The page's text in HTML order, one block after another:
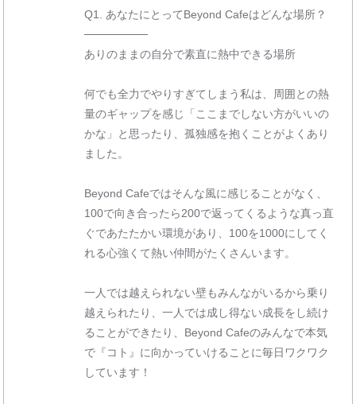
Q1. あなたにとってBeyond Cafeはどんな場所？
────────
ありのままの自分で素直に熱中できる場所
何でも全力でやりすぎてしまう私は、周囲との熱
量のギャップを感じ「ここまでしない方がいいの
かな」と思ったり、孤独感を抱くことがよくあり
ました。
Beyond Cafeではそんな風に感じることがなく、
100で向き合ったら200で返ってくるような真っ直
ぐであたたかい環境があり、100を1000にしてく
れる心強くて熱い仲間がたくさんいます。
一人では越えられない壁もみんながいるから乗り
越えられたり、一人では成し得ない成長をし続け
ることができたり、Beyond Cafeのみんなで本気
で『コト』に向かっていけることに毎日ワクワク
しています！